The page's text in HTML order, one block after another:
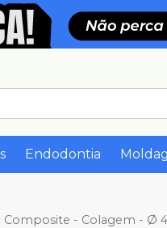
Endodontia
Composite - Colagem - Ø